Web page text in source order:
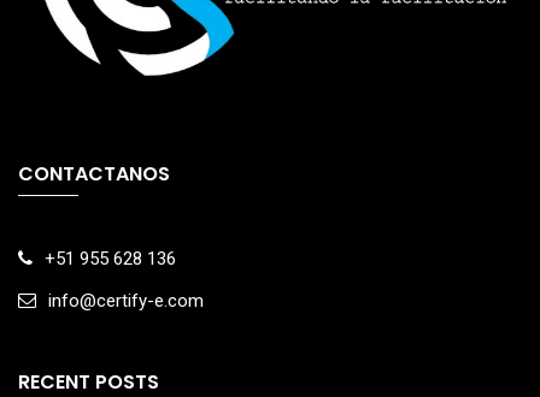
CONTACTANOS
+51 955 628 136
info@certify-e.com
RECENT POSTS